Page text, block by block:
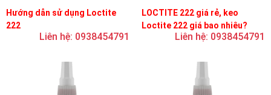
Hướng dẫn sử dụng Loctite
222
Liên hệ: 0938454791
LOCTITE 222 giá rẻ, keo
Loctite 222 giá bao nhiêu?
Liên hệ: 0938454791